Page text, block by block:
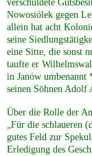
verschuldete
Nowosiólek gegen
allein hat acht
seine
eine Sitte, die sonst
taufte er
in Janów umbenannt
seinen Söhnen
Über die Rolle der
„Für die schlaueren
gutes Feld zur
Erledigung des